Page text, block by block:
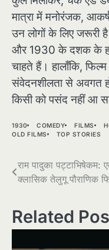
मात्रा में मनोरंजक,
उन लोगों के लिए जरूरी
और 1930 के दशक के
चाहते हैं। हालाँकि,
संवेदनशीलता से अवगत
किसी को पसंद नहीं आ
1930 COMEDY FILMS
OLD FILMS
TOP STORIES
Post
navigation
राम पादुका पट्टाभिषेकम:
क्लासिक तेलुगू पौराणिक
Related